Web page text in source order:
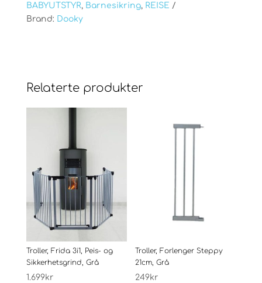
BABYUTSTYR, Barnesikring, REISE
Brand: Dooky
Relaterte produkter
Troller, Frida 3i1, Peis- og
Sikkerhetsgrind, Grå
1.699kr
Troller, Forlenger Steppy
21cm, Grå
249kr